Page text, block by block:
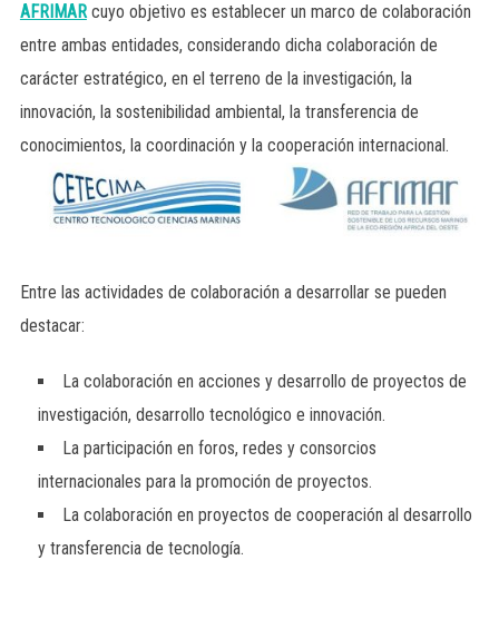
AFRIMARcuyo objetivo es establecer un marco de colaboración
entre ambas entidades, considerando dicha colaboración de
carácter estratégico, en el terreno de la investigación, la
innovación, la sostenibilidad ambiental, la transferencia de
conocimientos, la coordinación y la cooperación internacional.
Entre las actividades de colaboración a desarrollar se pueden
destacar:
La colaboración en acciones y desarrollo de proyectos de
investigación, desarrollo tecnológico e innovación.
La participación en foros, redes y consorcios
internacionales para la promoción de proyectos.
La colaboración en proyectos de cooperación al desarrollo
y transferencia de tecnología.